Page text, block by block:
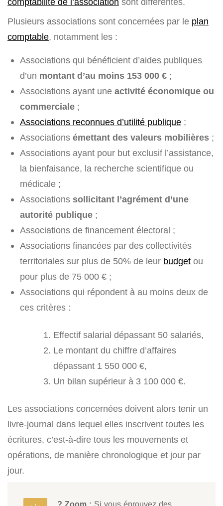
Plusieurs associations sont concernées par le plan
comptable, notamment les :
Associations qui bénéficient d’aides publiques
d’un montant d’au moins 153 000 € ;
Associations ayant une activité économique ou
commerciale ;
Associations reconnues d’utilité publique ;
Associations émettant des valeurs mobilières ;
Associations ayant pour but exclusif l’assistance,
la bienfaisance, la recherche scientifique ou
médicale ;
Associations sollicitant l’agrément d’une
autorité publique ;
Associations de financement électoral ;
Associations financées par des collectivités
territoriales sur plus de 50% de leur budget ou
pour plus de 75 000 € ;
Associations qui répondent à au moins deux de
ces critères :
Effectif salarial dépassant 50 salariés,
Le montant du chiffre d’affaires
dépassant 1 550 000 €,
Un bilan supérieur à 3 100 000 €.
Les associations concernées doivent alors tenir un
livre-journal dans lequel elles inscrivent toutes les
écritures, c’est-à-dire tous les mouvements et
opérations, de manière chronologique et jour par
jour.